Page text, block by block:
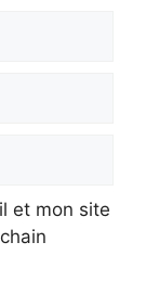
et mon site